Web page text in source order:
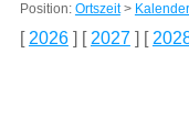
Position: Ortszeit> Kalender
[ 2026] [ 2027] [